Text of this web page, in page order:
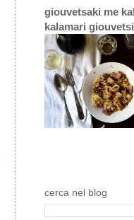
giouvetsaki me
kalamari giouvetsi
cerca nel blog